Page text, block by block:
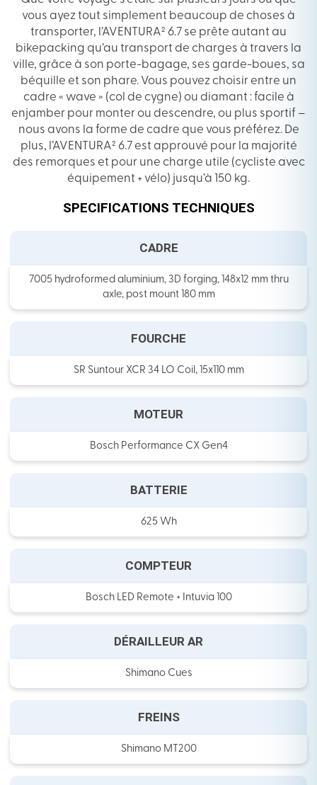
vous ayez tout simplement beaucoup de choses à
transporter, l’AVENTURA² 6.7 se prête autant au
bikepacking qu’au transport de charges à travers la
ville, grâce à son porte-bagage, ses garde-boues, sa
béquille et son phare. Vous pouvez choisir entre un
cadre « wave » (col de cygne) ou diamant : facile à
enjamber pour monter ou descendre, ou plus sportif –
nous avons la forme de cadre que vous préférez. De
plus, l’AVENTURA² 6.7 est approuvé pour la majorité
des remorques et pour une charge utile (cycliste avec
équipement + vélo) jusqu’à 150 kg.
SPECIFICATIONS TECHNIQUES
CADRE
7005 hydroformed aluminium, 3D forging, 148x12 mm thru
axle, post mount 180 mm
FOURCHE
SR Suntour XCR 34 LO Coil, 15x110 mm
MOTEUR
Bosch Performance CX Gen4
BATTERIE
625 Wh
COMPTEUR
Bosch LED Remote + Intuvia 100
DÉRAILLEUR AR
Shimano Cues
FREINS
Shimano MT200